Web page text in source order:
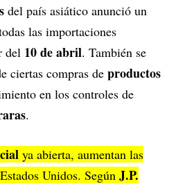
del país asiático anunció un
las importaciones
del 10 de abril. También se
ciertas compras de productos
en los controles de
.
ya abierta, aumentan las
Unidos. Según J.P.